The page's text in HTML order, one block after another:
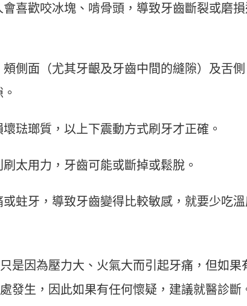
喜歡咬冰塊、啃骨頭，導致牙齒斷裂或磨
側面（尤其牙齦及牙齒中間的縫隙）及舌側
琺瑯質，以上下震動方式刷牙才正確。
太用力，牙齒可能或斷掉或鬆脫。
蛀牙，導致牙齒變得比較敏感，就要少吃
是因為壓力大、火氣大而引起牙痛，但如果
發生，因此如果有任何懷疑，建議就醫診斷